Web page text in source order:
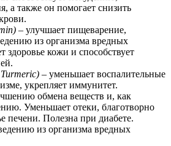
а также он помогает снизить
– улучшает пищеварение,
из организма вредных
здоровье кожи и способствует
– уменьшает воспалительные
укрепляет иммунитет.
обмена веществ и, как
Уменьшает отеки, благотворно
печени. Полезна при диабете.
из организма вредных